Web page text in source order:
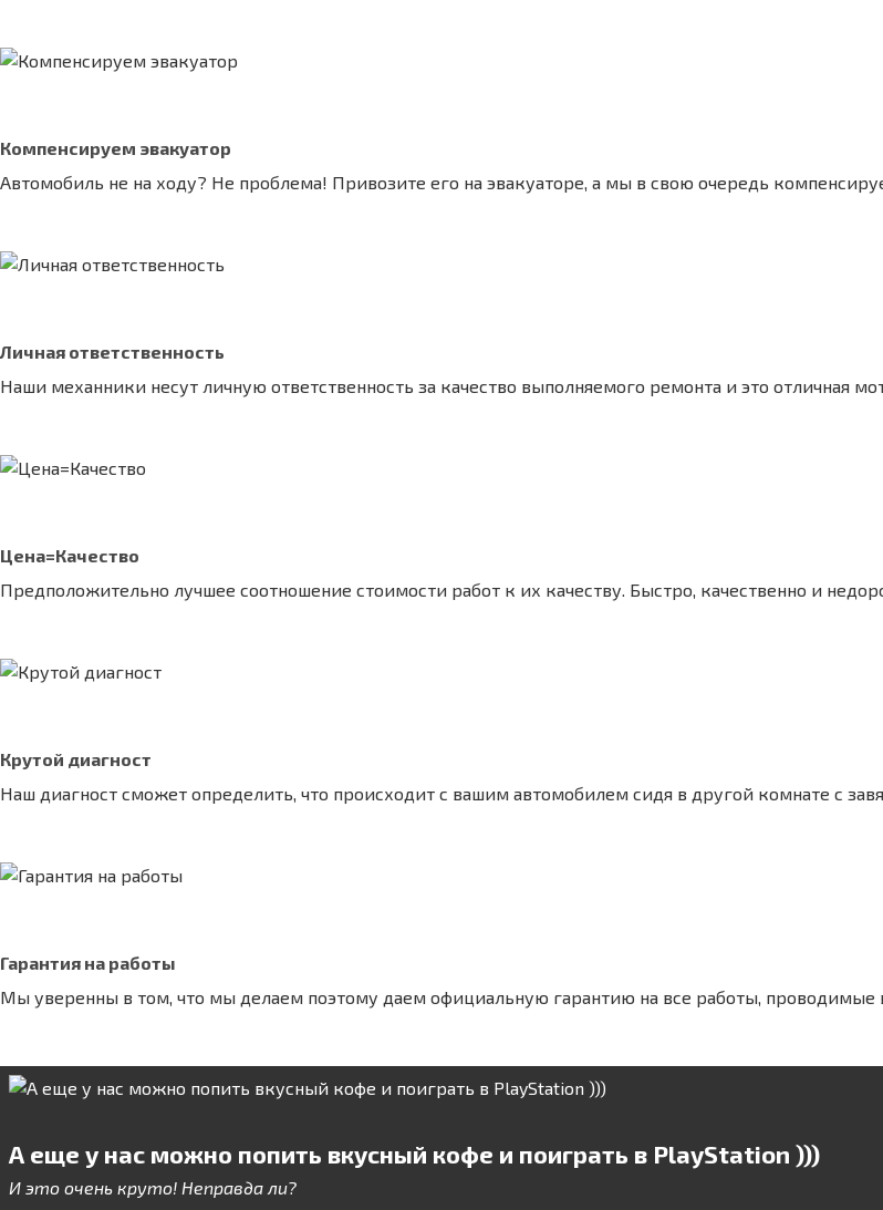
Компенсируем эвакуатор
Автомобиль не на ходу? Не проблема! Привозите его на эвакуаторе, а мы в свою очередь
Личная ответственность
Наши механники несут личную ответственность за качество выполняемого ремонта и это отличная
Цена=Качество
Предположительно лучшее соотношение стоимости работ к их качеству. Быстро, качественно и
Крутой диагност
Наш диагност сможет определить, что происходит с вашим автомобилем сидя в другой комнате с
Гарантия на работы
Мы уверенны в том, что мы делаем поэтому даем официальную гарантию на все работы, проводимые
А еще у нас можно попить вкусный кофе и поиграть в PlayStation )))
И это очень круто! Неправда ли?